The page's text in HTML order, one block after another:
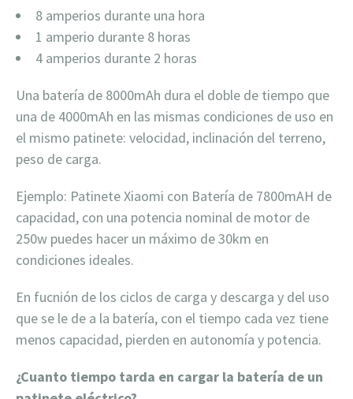
8 amperios durante una hora
1 amperio durante 8 horas
4 amperios durante 2 horas
Una batería de 8000mAh dura el doble de tiempo que
una de 4000mAh en las mismas condiciones de uso en
el mismo patinete: velocidad, inclinación del terreno,
peso de carga.
Ejemplo: Patinete Xiaomi con Batería de 7800mAH de
capacidad, con una potencia nominal de motor de
250w puedes hacer un máximo de 30km en
condiciones ideales.
En fucnión de los ciclos de carga y descarga y del uso
que se le de a la batería, con el tiempo cada vez tiene
menos capacidad, pierden en autonomía y potencia.
¿Cuanto tiempo tarda en cargar la batería de un